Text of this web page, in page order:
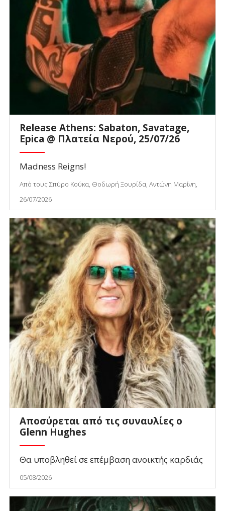
Release Athens: Sabaton, Savatage,
Epica @ Πλατεία Νερού, 25/07/26
Madness Reigns!
Από τους Σπύρο Κούκα, Θοδωρή Ξουρίδα, Αντώνη Μαρίνη,
26/07/2026
Αποσύρεται από τις συναυλίες ο
Glenn Hughes
Θα υποβληθεί σε επέμβαση ανοικτής καρδιάς
05/08/2026